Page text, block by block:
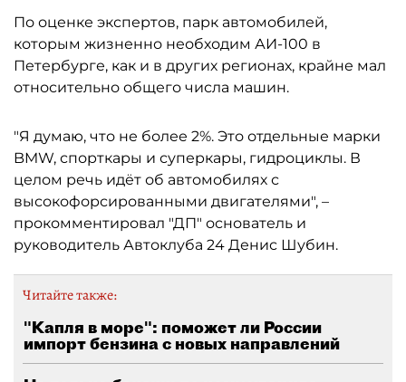
По оценке экспертов, парк автомобилей,
которым жизненно необходим АИ-100 в
Петербурге, как и в других регионах, крайне мал
относительно общего числа машин.
"Я думаю, что не более 2%. Это отдельные марки
BMW, спорткары и суперкары, гидроциклы. В
целом речь идёт об автомобилях с
высокофорсированными двигателями", –
прокомментировал "ДП" основатель и
руководитель Автоклуба 24 Денис Шубин.
Читайте также:
"Капля в море": поможет ли России
импорт бензина с новых направлений